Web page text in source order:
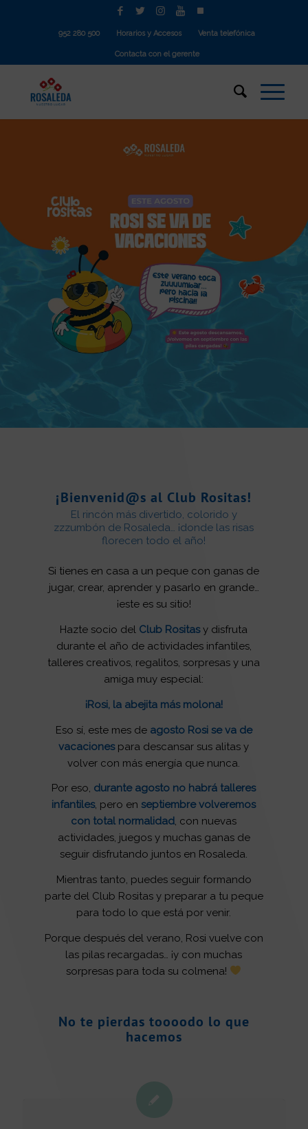
952 280 500 Horarios y Accesos Venta telefónica
Contacta con el gerente
¡Bienvenid@s al Club Rositas!
El rincón más divertido, colorido y
zzzumbón de Rosaleda… ¡donde las risas
florecen todo el año!
Si tienes en casa a un peque con ganas de
jugar, crear, aprender y pasarlo en grande…
¡este es su sitio!
Hazte socio del Club Rositasy disfruta
durante el año de actividades infantiles,
talleres creativos, regalitos, sorpresas y una
amiga muy especial:
¡Rosi, la abejita más molona!
Eso sí, este mes de agosto Rosi se va de
vacacionespara descansar sus alitas y
volver con más energía que nunca.
Por eso, durante agosto no habrá talleres
infantiles, pero enseptiembre volveremos
con total normalidad, con nuevas
actividades, juegos y muchas ganas de
seguir disfrutando juntos en Rosaleda.
Mientras tanto, puedes seguir formando
parte del Club Rositas y preparar a tu peque
para todo lo que está por venir.
Porque después del verano, Rosi vuelve con
las pilas recargadas… ¡y con muchas
sorpresas para toda su colmena!
No te pierdas toooodo lo que
hacemos